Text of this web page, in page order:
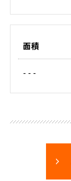
面積
- - -